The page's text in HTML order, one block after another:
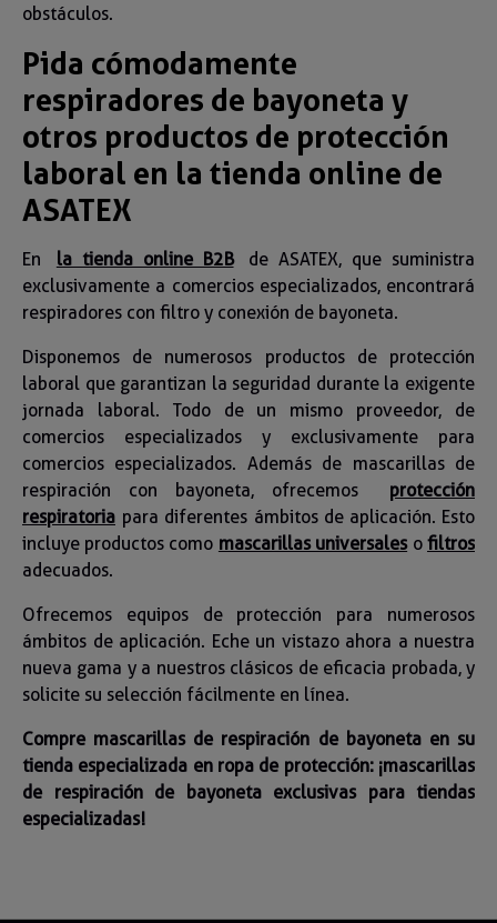
obstáculos.
Pida cómodamente
respiradores de bayoneta y
otros productos de protección
laboral en la tienda online de
ASATEX
En la tienda online B2Bde ASATEX, que suministra
exclusivamente a comercios especializados, encontrará
respiradores con filtro y conexión de bayoneta.
Disponemos de numerosos productos de protección
laboral que garantizan la seguridad durante la exigente
jornada laboral. Todo de un mismo proveedor, de
comercios especializados y exclusivamente para
comercios especializados. Además de mascarillas de
respiración con bayoneta, ofrecemos protección
respiratoria para diferentes ámbitos de aplicación. Esto
incluye productos como mascarillas universalesofiltros
adecuados.
Ofrecemos equipos de protección para numerosos
ámbitos de aplicación. Eche un vistazo ahora a nuestra
nueva gama y a nuestros clásicos de eficacia probada, y
solicite su selección fácilmente en línea.
Compre mascarillas de respiración de bayoneta en su
tienda especializada en ropa de protección: ¡mascarillas
de respiración de bayoneta exclusivas para tiendas
especializadas!